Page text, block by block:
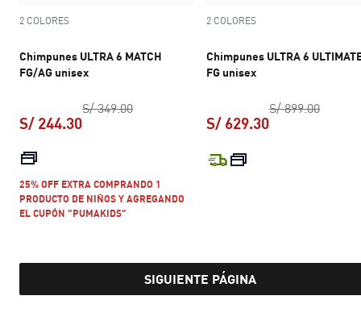
2 COLORES
Chimpunes ULTRA 6 MATCH
FG/AG unisex
S/ 349.00precio original S/ 349.00
S/ 244.30
precio actual S/ 244.30
25% OFF EXTRA COMPRANDO 1
PRODUCTO DE NIÑOS Y AGREGANDO
EL CUPÓN "PUMAKIDS"
2 COLORES
Chimpunes ULTRA 6
FG unisex
S/ 899.00precio
S/ 629.30
SIGUIENTE PÁGINA